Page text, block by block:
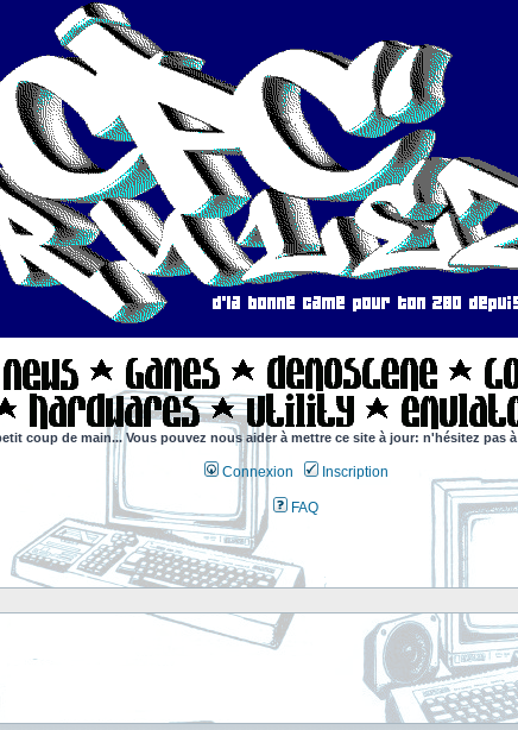
coup de main... Vous pouvez nous aider à mettre ce site à jour: n'hésitez pas à
Connexion Inscription
FAQ